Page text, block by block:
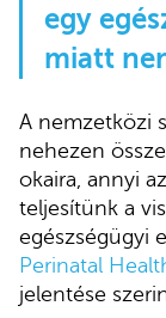
egy
miatt
A nemzetközi
nehezen
okaira, annyi
teljesítünk a
egészségügyi
Perinatal
jelentése